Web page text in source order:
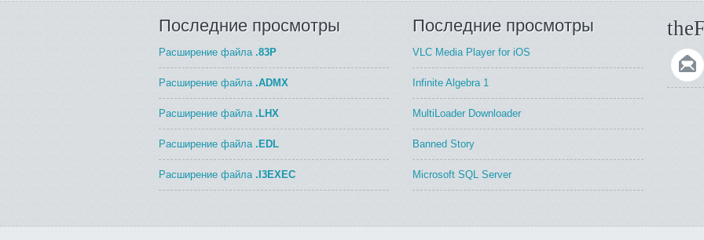
Последние просмотры
Расширение файла .83P
Расширение файла .ADMX
Расширение файла .LHX
Расширение файла .EDL
Расширение файла .I3EXEC
Последние просмотры
VLC Media Player for iOS
Infinite Algebra 1
MultiLoader Downloader
Banned Story
Microsoft SQL Server